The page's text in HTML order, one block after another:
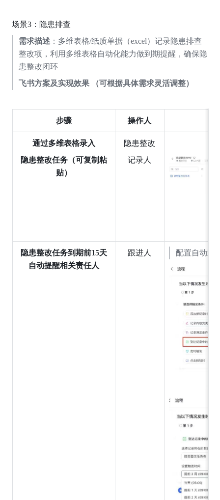
场景3：隐患排查
需求描述：多维表格/纸质单据（excel）记录隐患排查
整改项，利用多维表格自动化能力做到期提醒，确保隐
患整改闭环
飞书方案及实现效果 （可根据具体需求灵活调整）
步骤 操作人
通过多维表格录入
隐患整改任务（可复制粘
贴）
隐患整改
记录人
隐患整改任务到期前15天
自动提醒相关责任人
跟进人 配置自动通